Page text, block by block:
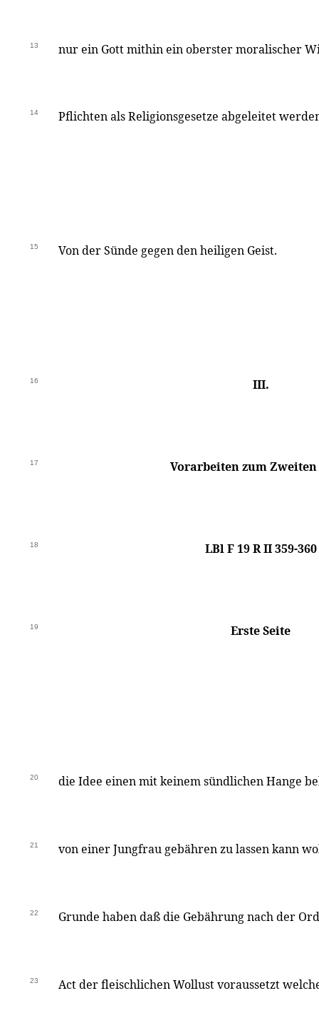
13 nur ein Gott mithin ein oberster moralischer
14 Pflichten als Religionsgesetze abgeleitet
15 Von der Sünde gegen den heiligen Geist.
16 III.
17 Vorarbeiten zum Zweiten
18 LBl F 19 R II 359-360
19 Erste Seite
20 die Idee einen mit keinem sündlichen Hange
21 von einer Jungfrau gebähren zu lassen kann
22 Grunde haben daß die Gebährung nach der
23 Act der fleischlichen Wollust voraussetzt